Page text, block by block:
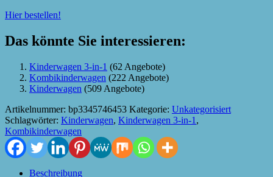
Hier bestellen!
Das könnte Sie interessieren:
Kinderwagen 3-in-1 (62 Angebote)
Kombikinderwagen (222 Angebote)
Kinderwagen (509 Angebote)
Artikelnummer: bp3345746453 Kategorie: Unkategorisiert
Schlagwörter: Kinderwagen, Kinderwagen 3-in-1 ,
Kombikinderwagen
Beschreibung